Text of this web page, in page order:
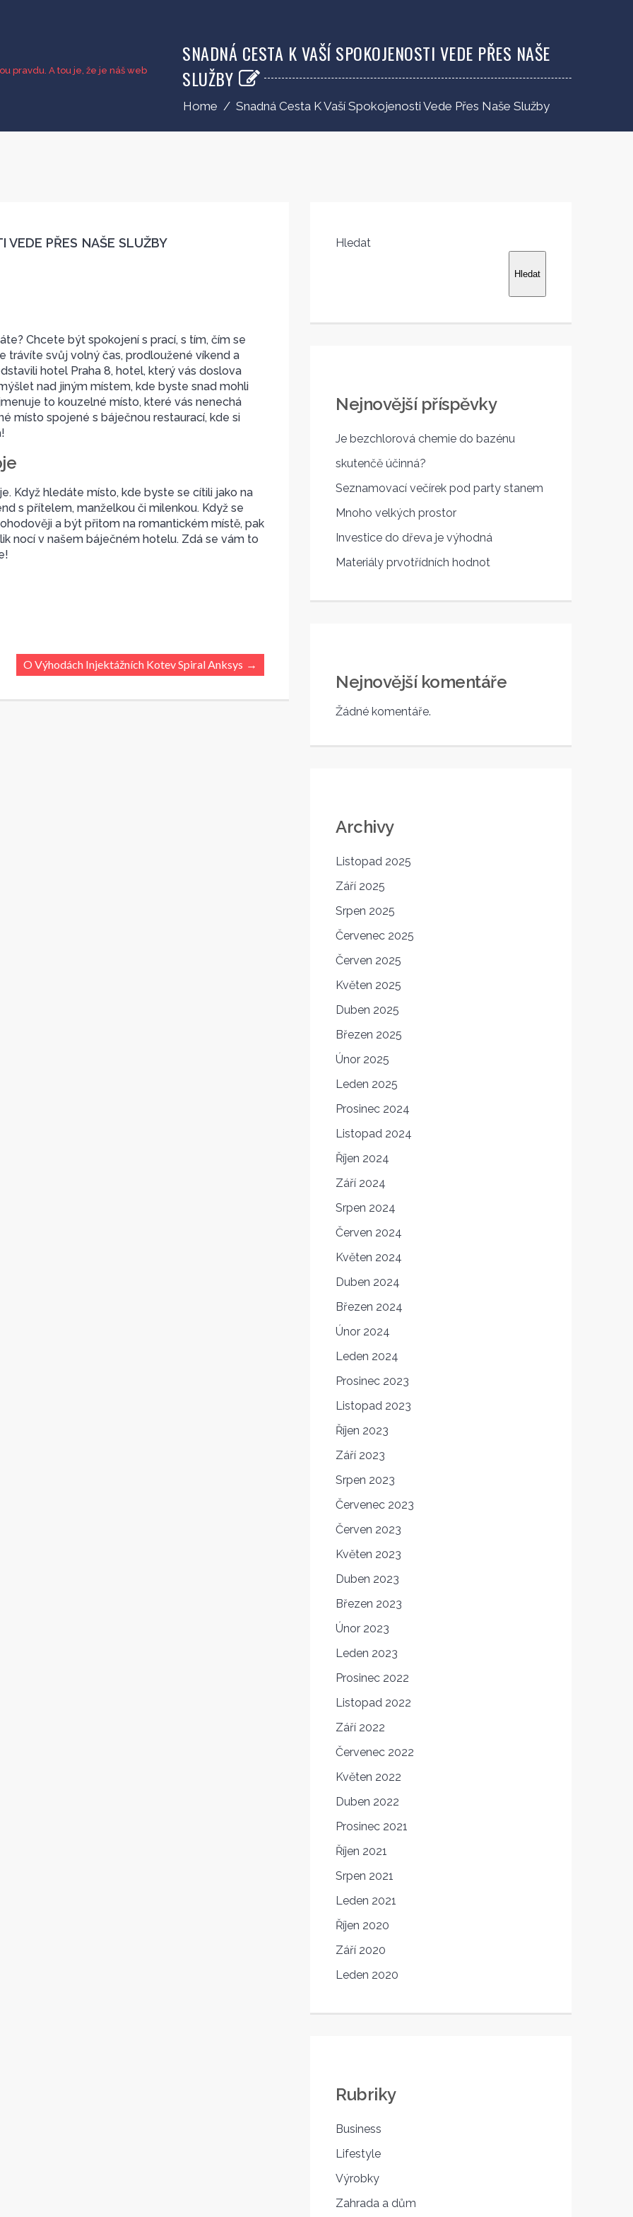
pravdu. A tou je, že je náš web
SNADNÁ CESTA K VAŠÍ SPOKOJENOSTI VEDE PŘES NAŠE
SLUŽBY
Home / Snadná Cesta K Vaší Spokojenosti Vede Přes Naše Služby
VEDE PŘES NAŠE SLUŽBY
Chcete být spokojení s prací, s tím, čím se
trávíte svůj volný čas, prodloužené víkend a
hotel Praha 8, hotel, který vás doslova
nad jiným místem, kde byste snad mohli
to kouzelné místo, které vás nenechá
místo spojené s báječnou restaurací, kde si
Když hledáte místo, kde byste se cítili jako na
s přítelem, manželkou či milenkou. Když se
a být přitom na romantickém místě, pak
nocí v našem báječném hotelu. Zdá se vám to
O Výhodách Injektážních Kotev Spiral Anksys →
Hledat
Hledat
Nejnovější příspěvky
Je bezchlorová chemie do bazénu
skutenčě účinná?
Seznamovací večírek pod party stanem
Mnoho velkých prostor
Investice do dřeva je výhodná
Materiály prvotřídních hodnot
Nejnovější komentáře
Žádné komentáře.
Archivy
Listopad 2025
Září 2025
Srpen 2025
Červenec 2025
Červen 2025
Květen 2025
Duben 2025
Březen 2025
Únor 2025
Leden 2025
Prosinec 2024
Listopad 2024
Říjen 2024
Září 2024
Srpen 2024
Červen 2024
Květen 2024
Duben 2024
Březen 2024
Únor 2024
Leden 2024
Prosinec 2023
Listopad 2023
Říjen 2023
Září 2023
Srpen 2023
Červenec 2023
Červen 2023
Květen 2023
Duben 2023
Březen 2023
Únor 2023
Leden 2023
Prosinec 2022
Listopad 2022
Září 2022
Červenec 2022
Květen 2022
Duben 2022
Prosinec 2021
Říjen 2021
Srpen 2021
Leden 2021
Říjen 2020
Září 2020
Leden 2020
Rubriky
Business
Lifestyle
Výrobky
Zahrada a dům